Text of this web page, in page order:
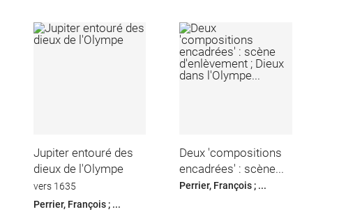
Jupiter entouré des
dieux de l'Olympe
vers 1635
Perrier, François ; ...
Deux 'compositions
encadrées' : scène...
Perrier, François ; ...